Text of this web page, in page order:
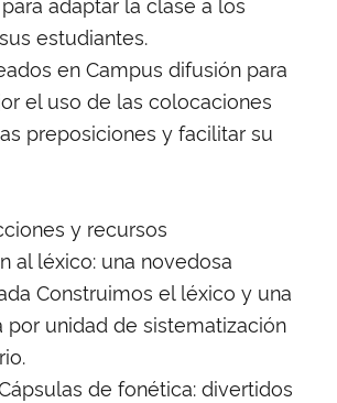
estudiantes.
en Campus difusión para
el uso de las colocaciones
preposiciones y facilitar su
y recursos
al léxico: una novedosa
Construimos el léxico y una
por unidad de sistematización
de fonética: divertidos